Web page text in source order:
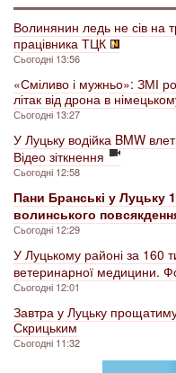
Волинянин ледь не сів на
працівника ТЦК
Сьогодні 13:56
«Сміливо і мужньо»: ЗМІ
літак від дрона в
Сьогодні 13:27
У Луцьку водійка BMW
Відео зіткнення
Сьогодні 12:58
Пани Бранські у Луцьку
волинського
Сьогодні 12:29
У Луцькому районі за 160
ветеринарної медицини.
Сьогодні 12:01
Завтра у Луцьку
Скрицьким
Сьогодні 11:32